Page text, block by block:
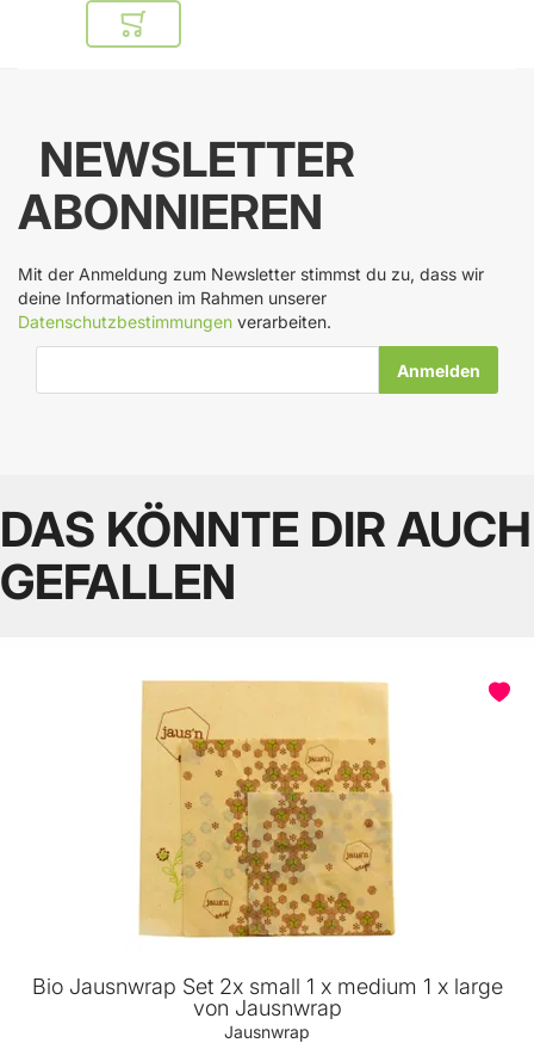
In den Warenkorb
NEWSLETTER
ABONNIEREN
Mit der Anmeldung zum Newsletter stimmst du zu, dass wir
deine Informationen im Rahmen unserer
Datenschutzbestimmungen verarbeiten.
DAS KÖNNTE DIR AUCH
GEFALLEN
Bio Jausnwrap Set 2x small 1 x medium 1 x large
von Jausnwrap
Jausnwrap